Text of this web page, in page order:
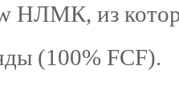
НЛМК, из
(100% FCF).